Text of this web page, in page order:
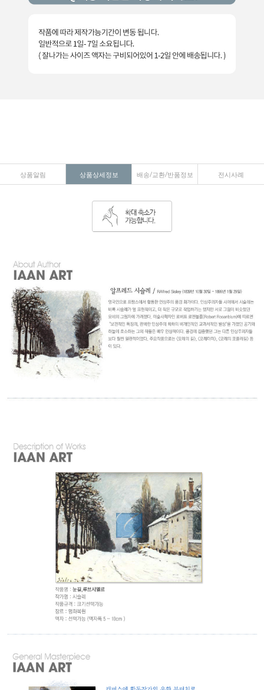
상품알림 상품상세정보 배송/교환/반품정보 전시사례